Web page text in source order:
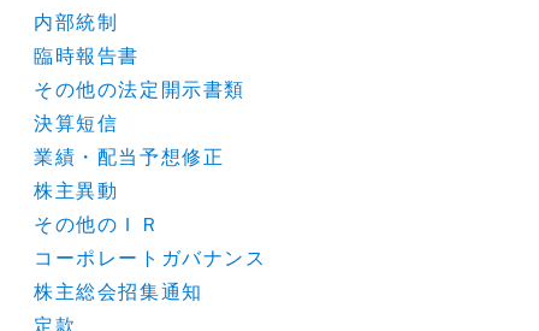
内部統制
臨時報告書
その他の法定開示書類
決算短信
業績・配当予想修正
株主異動
その他のＩＲ
コーポレートガバナンス
株主総会招集通知
定款